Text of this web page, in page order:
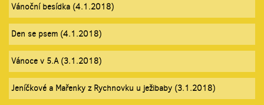
Vánoční besídka (4.1.2018)
Den se psem (4.1.2018)
Vánoce v 5.A (3.1.2018)
Jeníčkové a Mařenky z Rychnovku u ježibaby (3.1.2018)